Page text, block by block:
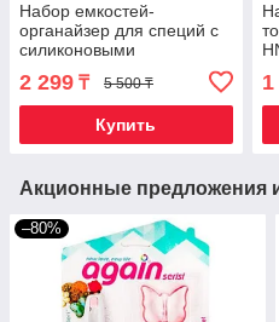
Набор емкостей-
органайзер для специй с
силиконовыми
крышечками Oxiloc
FineLife Pop-Up Spice
Rack
2 299 ₸ 5 500 ₸
Купить
1
Акционные предложения
–80%